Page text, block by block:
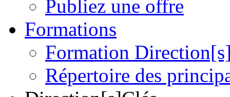
Publiez une offre
Formations
Formation
Répertoire des